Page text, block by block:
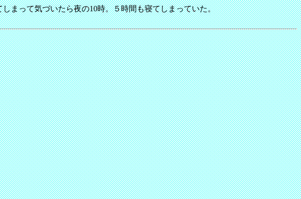
まって気づいたら夜の10時。５時間も寝てしまっていた。